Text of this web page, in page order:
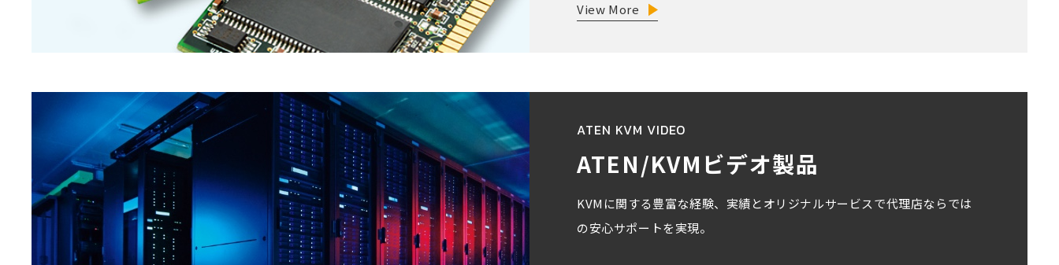
View More
ATEN KVM VIDEO
ATEN/KVMビデオ製品
KVMに関する豊富な経験、実績とオリジナルサービスで代理店ならでは
の安心サポートを実現。